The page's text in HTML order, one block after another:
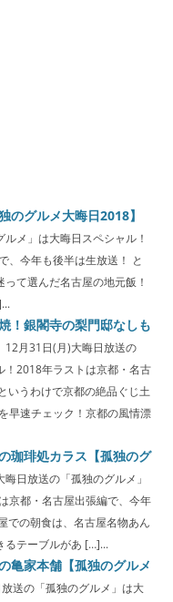
のグルメ大晦日2018】
メ」は大晦日スペシャル！
、今年も後半は生放送！ と
て選んだ名古屋の地元飯！
！銀閣寺の梨門邸なしも
12月31日(月)大晦日放送の
！2018年ラストは京都・名古
いうわけで京都の絶品ぐじ土
早速チェック！京都の風情漂
珈琲処カラス【孤独のグ
日放送の「孤独のグルメ」
京都・名古屋出張編で、今年
での朝食は、名古屋名物あん
るテーブルがあ […]...
亀家本舗【孤独のグルメ
送の「孤独のグルメ」は大